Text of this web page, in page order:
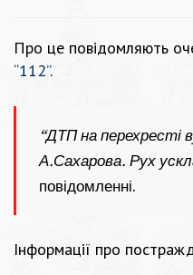
Про це повідомляють
“112”.
“ДТП на перехресті
А.Сахарова. Рух
повідомленні.
Інформації про